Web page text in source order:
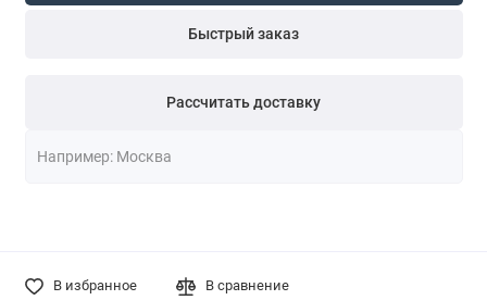
Быстрый заказ
Рассчитать доставку
В избранное В сравнение